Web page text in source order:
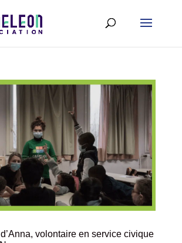
volontaire en service civique